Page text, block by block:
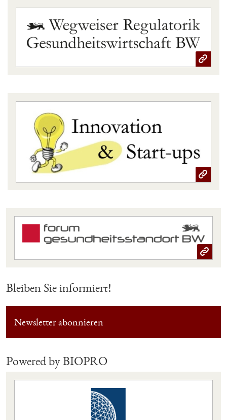
Bleiben Sie informiert!
Newsletter abonnieren
Powered by BIOPRO